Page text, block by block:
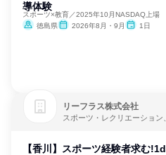
導体験
スポーツ×教育／2025年10月NASDAQ上場
徳島県
2026年8月・9月 1日
リーフラス株式会社
スポーツ・レクリエーション
【香川】スポーツ経験者求む